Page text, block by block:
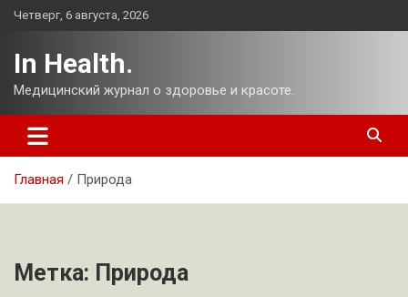
Перейти
Четверг, 6 августа, 2026
In Health.
Медицинский журнал о здоровье и красоте.
Главная Природа
Метка: Природа